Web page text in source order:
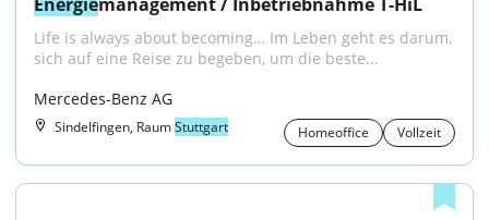
Life is always about becoming… Im Leben geht es darum,
sich auf eine Reise zu begeben, um die beste...
Mercedes-Benz AG
Sindelfingen, RaumStuttgart Homeoffice Vollzeit